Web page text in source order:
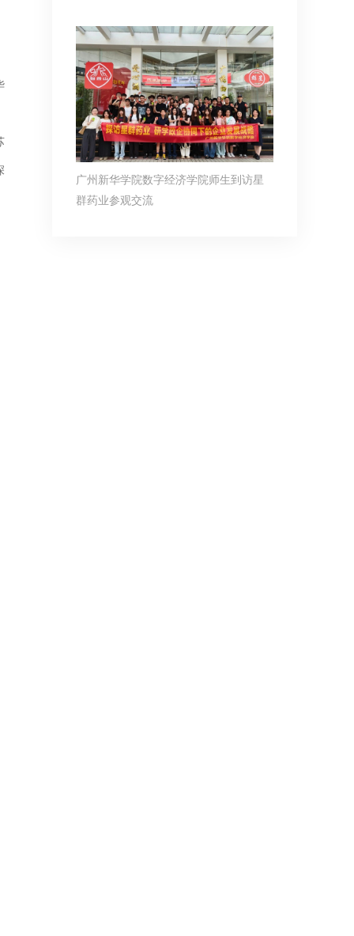
广州新华学院数字经济学院师生到访星
群药业参观交流